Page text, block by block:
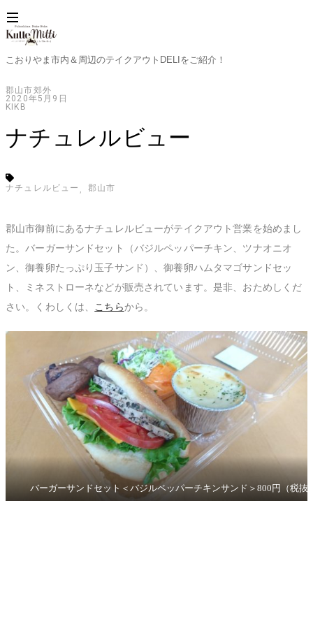
KutteMitti
～
ふ
し
ま
か
な
[く
っ
て
み
っ
ぃ]
こおりやま市内＆周辺のテイクアウトDELIをご紹介！
郡山市郊外
2020年5月9日
KIKB
ナチュレルビュー
ナチュレルビュー 郡山市
郡山市御前にあるナチュレルビューがテイクアウト営業を始めまし
た。バーガーサンドセット（バジルペッパーチキン、ツナオニオ
ン、御養卵たっぷり玉子サンド）、御養卵ハムタマゴサンドセッ
ト、ミネストローネなどが販売されています。是非、おためしくだ
さい。くわしくは、
こちらから。
バーガーサンドセット＜バジルペッパーチキンサンド＞800円（税抜